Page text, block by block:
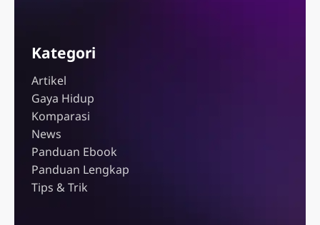
Kategori
Artikel
Gaya Hidup
Komparasi
News
Panduan Ebook
Panduan Lengkap
Tips & Trik